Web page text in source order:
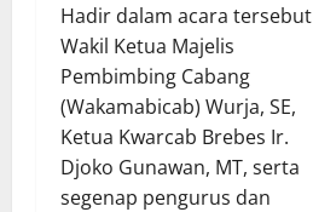
Hadir dalam acara tersebut
Wakil Ketua Majelis
Pembimbing Cabang
(Wakamabicab) Wurja, SE,
Ketua Kwarcab Brebes Ir.
Djoko Gunawan, MT, serta
segenap pengurus dan